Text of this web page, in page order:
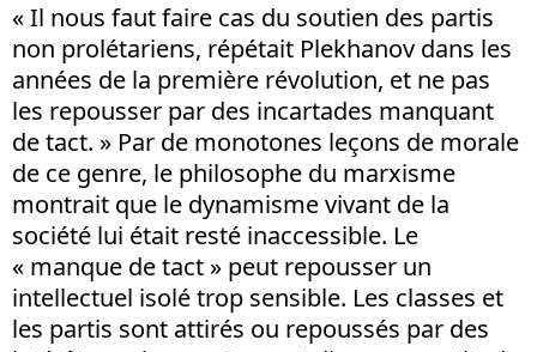
« Il nous faut faire cas du soutien des partis
non prolétariens, répétait Plekhanov dans les
années de la première révolution, et ne pas
les repousser par des incartades manquant
de tact. » Par de monotones leçons de morale
de ce genre, le philosophe du marxisme
montrait que le dynamisme vivant de la
société lui était resté inaccessible. Le
« manque de tact » peut repousser un
intellectuel isolé trop sensible. Les classes et
les partis sont attirés ou repoussés par des